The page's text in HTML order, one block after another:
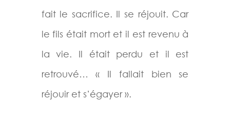
fait le sacrifice. Il se réjouit. Car
le fils était mort et il est revenu à
la vie. Il était perdu et il est
retrouvé… « Il fallait bien se
réjouir et s’égayer ».